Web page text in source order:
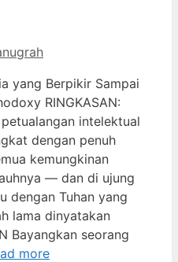
yang Berpikir Sampai
RINGKASAN:
intelektual
dengan penuh
kemungkinan
— dan di ujung
dengan Tuhan yang
lama dinyatakan
Bayangkan seorang
more